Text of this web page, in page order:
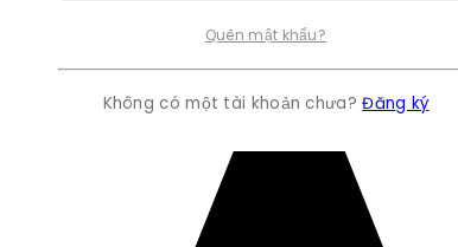
Quên mật khẩu?
Không có một tài khoản chưa?Đăng ký